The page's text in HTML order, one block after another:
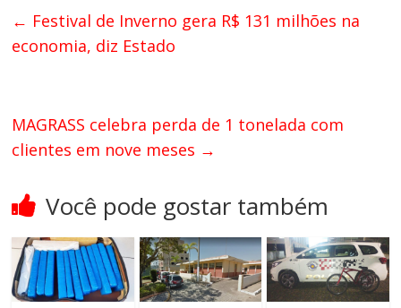
← Festival de Inverno gera R$ 131 milhões na
economia, diz Estado
MAGRASS celebra perda de 1 tonelada com
clientes em nove meses →
Você pode gostar também